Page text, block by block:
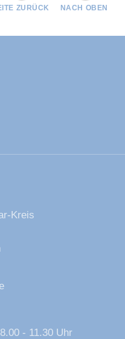
NACH OBEN
ZURÜCK
Kreis
8.00 - 11.30 Uhr